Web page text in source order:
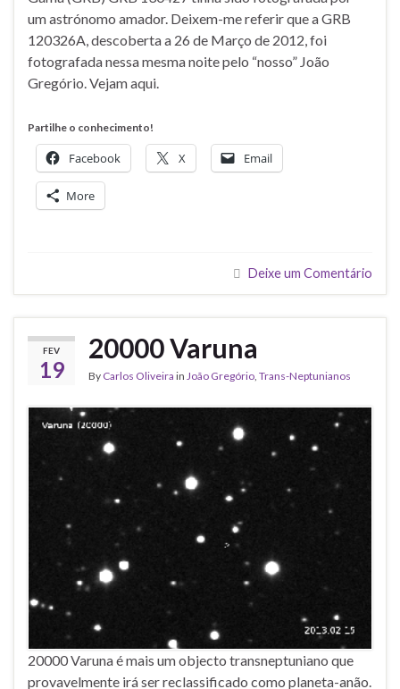
um astrónomo amador. Deixem-me referir que a GRB
120326A, descoberta a 26 de Março de 2012, foi
fotografada nessa mesma noite pelo “nosso” João
Gregório. Vejam aqui.
Partilhe o conhecimento!
Facebook X Email
More
Deixe um Comentário
FEV
19
20000 Varuna
By Carlos Oliveira in João Gregório, Trans-Neptunianos
20000 Varuna é mais um objecto transneptuniano que
provavelmente irá ser reclassificado como planeta-anão.